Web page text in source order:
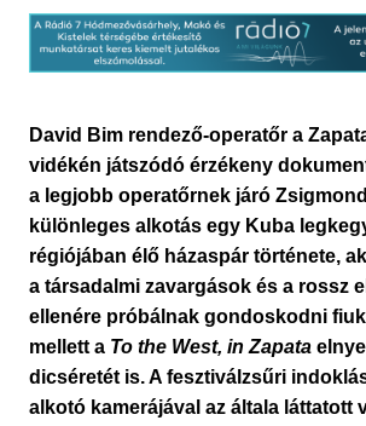
David Bim rendező-operatőr a
vidékén játszódó érzékeny
a legjobb operatőrnek járó
különleges alkotás egy Kuba
régiójában élő házaspár története,
a társadalmi zavargások és a rossz
ellenére próbálnak gondoskodni
mellett a To the West, in Zapata
dicséretét is. A fesztiválzsűri
alkotó kamerájával az általa láttatott